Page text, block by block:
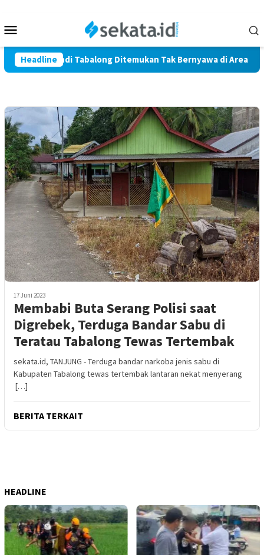
konten
Mobile
Headline
Marindi Tabalong Ditemukan Tak Bernyawa di Area
17 Juni 2023
Membabi Buta Serang Polisi saat
Digrebek, Terduga Bandar Sabu di
Teratau Tabalong Tewas Tertembak
sekata.id, TANJUNG - Terduga bandar narkoba jenis sabu di
Kabupaten Tabalong tewas tertembak lantaran nekat menyerang
[…]
BERITA TERKAIT
HEADLINE